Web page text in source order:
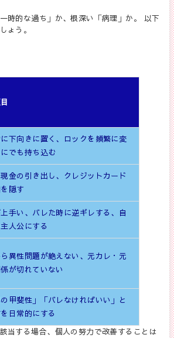
時的な過ち」か、根深い「病理」か。 以下
ょう。
下向きに置く、ロックを頻繁に変
でも持ち込む
金の引き出し、クレジットカード
隠す
手い、バレた時に逆ギレする、自
人公にする
異性問題が絶えない、元カレ・元
が切れていない
の甲斐性」「バレなければいい」と
日常的にする
当する場合、個人の努力で改善することは